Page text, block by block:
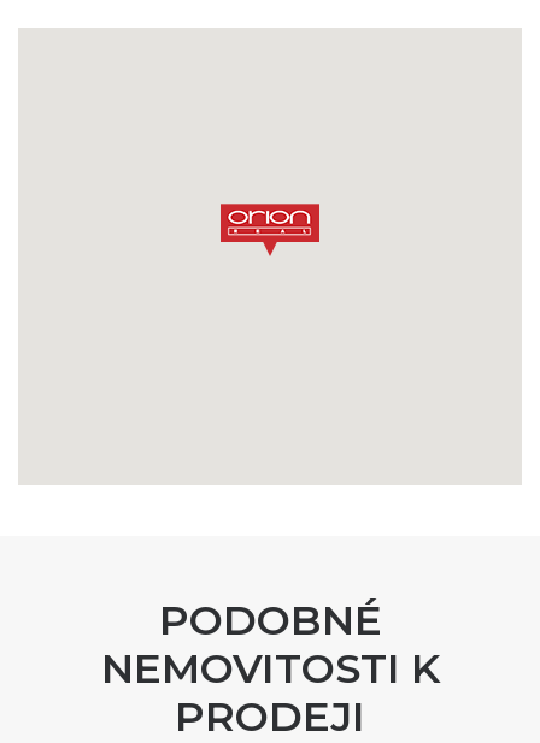
PODOBNÉ
NEMOVITOSTI K
PRODEJI